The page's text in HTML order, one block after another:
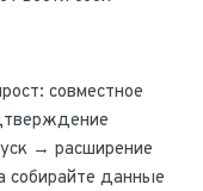
совместное
→ расширение
собирайте данные